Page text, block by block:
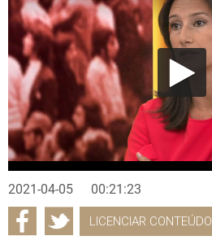
2021-04-05 00:21:23
LICENCIAR CONTEÚDO